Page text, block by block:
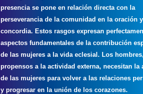
presencia se pone en relación directa con la
perseverancia de la comunidad en la oración
concordia. Estos rasgos expresan
aspectos fundamentales de la contribución
de las mujeres a la vida eclesial. Los
propensos a la actividad externa, necesitan la
de las mujeres para volver a las relaciones
y progresar en la unión de los corazones.